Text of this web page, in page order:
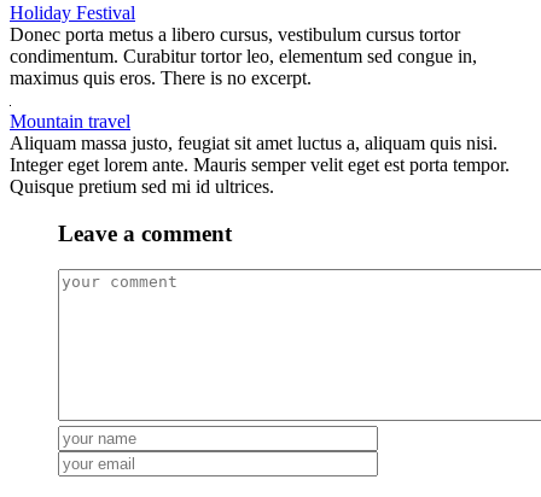
Holiday Festival
Donec porta metus a libero cursus, vestibulum cursus tortor
condimentum. Curabitur tortor leo, elementum sed congue in,
maximus quis eros. There is no excerpt.
Mountain travel
Aliquam massa justo, feugiat sit amet luctus a, aliquam quis nisi.
Integer eget lorem ante. Mauris semper velit eget est porta tempor.
Quisque pretium sed mi id ultrices.
Leave a comment